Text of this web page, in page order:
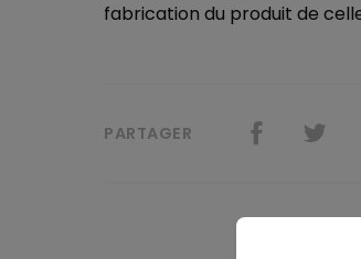
fabrication du produit de
PARTAGER